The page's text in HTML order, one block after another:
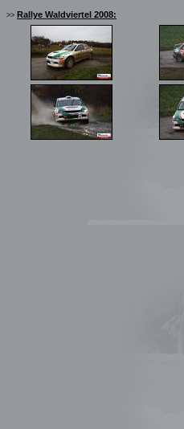
>> Rallye Waldviertel 2008: